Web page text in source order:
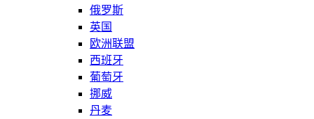
俄罗斯
英国
欧洲联盟
西班牙
葡萄牙
挪威
丹麦